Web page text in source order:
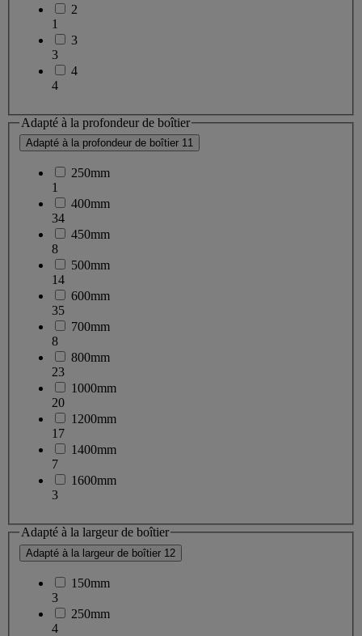
2
1
3
3
4
4
Adapté à la profondeur de boîtier
Adapté à la profondeur de boîtier 11
250mm
1
400mm
34
450mm
8
500mm
14
600mm
35
700mm
8
800mm
23
1000mm
20
1200mm
17
1400mm
7
1600mm
3
Adapté à la largeur de boîtier
Adapté à la largeur de boîtier 12
150mm
3
250mm
4